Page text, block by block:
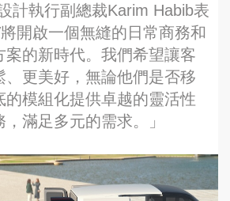
計執行副總裁Karim Habib表
開啟一個無縫的日常商務和
案的新時代。我們希望讓客
、更美好，無論他們是否移
的模組化提供卓越的靈活性
滿足多元的需求。」